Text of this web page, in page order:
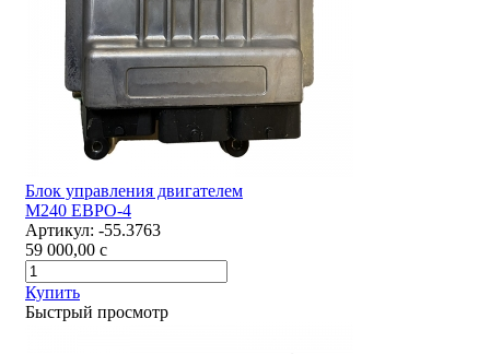
Блок управления двигателем
М240 ЕВРО-4
Артикул: -55.3763
59 000,00 c
Купить
Быстрый просмотр